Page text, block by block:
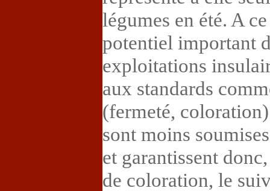
légumes en été. A
potentiel important
exploitations
aux standards
(fermeté,
sont moins
et garantissent
de coloration, le